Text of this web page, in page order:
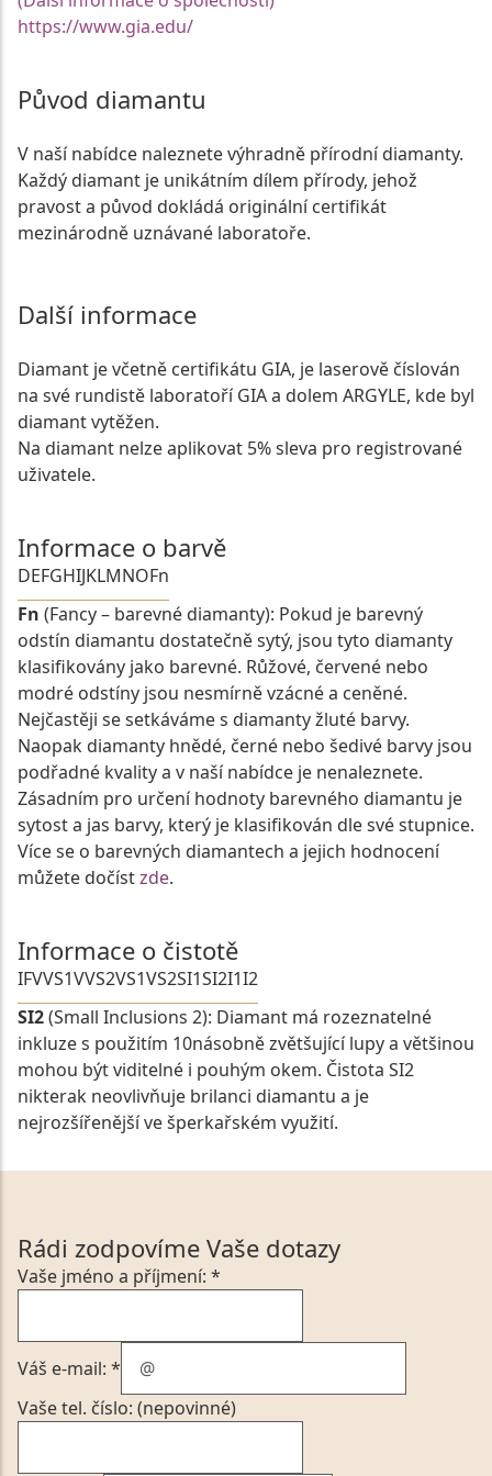
https://www.gia.edu/
Původ diamantu
V naší nabídce naleznete výhradně přírodní diamanty.
Každý diamant je unikátním dílem přírody, jehož
pravost a původ dokládá originální certifikát
mezinárodně uznávané laboratoře.
Další informace
Diamant je včetně certifikátu GIA, je laserově číslován
na své rundistě laboratoří GIA a dolem ARGYLE, kde byl
diamant vytěžen.
Na diamant nelze aplikovat 5% sleva pro registrované
uživatele.
Informace o barvě
DEFGHIJKLMNOFn
Fn (Fancy – barevné diamanty): Pokud je barevný
odstín diamantu dostatečně sytý, jsou tyto diamanty
klasifikovány jako barevné. Růžové, červené nebo
modré odstíny jsou nesmírně vzácné a ceněné.
Nejčastěji se setkáváme s diamanty žluté barvy.
Naopak diamanty hnědé, černé nebo šedivé barvy jsou
podřadné kvality a v naší nabídce je nenaleznete.
Zásadním pro určení hodnoty barevného diamantu je
sytost a jas barvy, který je klasifikován dle své stupnice.
Více se o barevných diamantech a jejich hodnocení
můžete dočístzde.
Informace o čistotě
IFVVS1VVS2VS1VS2SI1SI2I1I2
SI2(Small Inclusions 2): Diamant má rozeznatelné
inkluze s použitím 10násobně zvětšující lupy a většinou
mohou být viditelné i pouhým okem. Čistota SI2
nikterak neovlivňuje brilanci diamantu a je
nejrozšířenější ve šperkařském využití.
Rádi zodpovíme Vaše dotazy
Vaše jméno a příjmení: *
Váš e-mail: *
Vaše tel. číslo: (nepovinné)